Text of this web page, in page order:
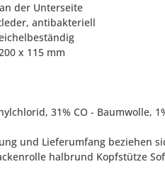
der Unterseite
antibakteriell
x 115 mm
31% CO - Baumwolle,
und Lieferumfang beziehen
halbrund Kopfstütze